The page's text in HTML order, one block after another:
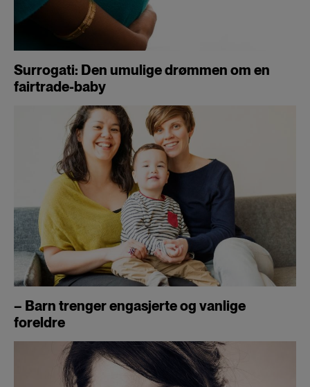
Surrogati: Den umulige drømmen om en
fairtrade-baby
– Barn trenger engasjerte og vanlige
foreldre